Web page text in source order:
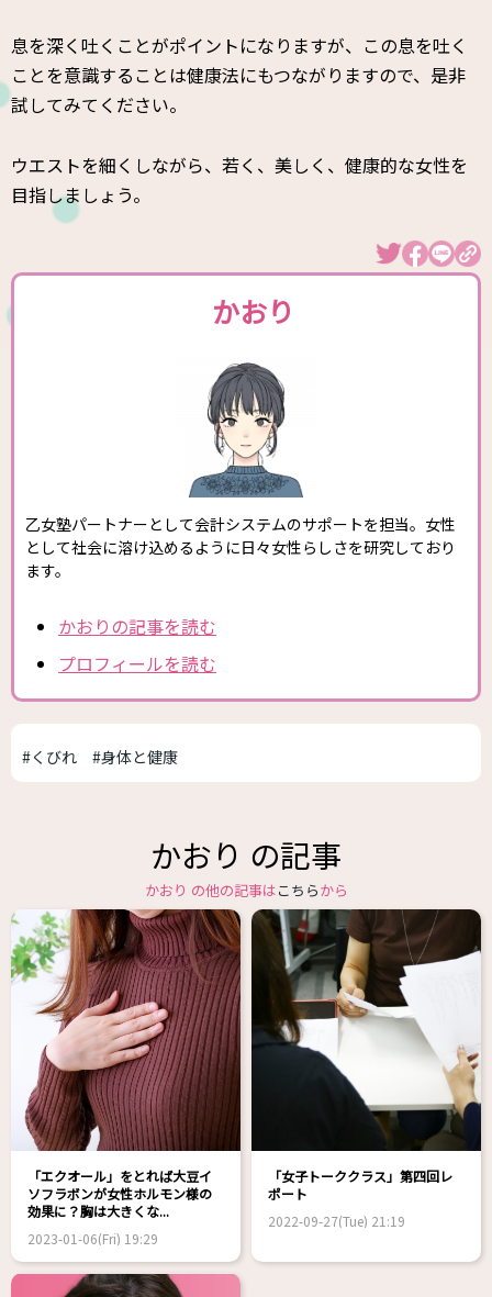
息を深く吐くことがポイントになりますが、この息を吐く
ことを意識することは健康法にもつながりますので、是非
試してみてください。
ウエストを細くしながら、若く、美しく、健康的な女性を
目指しましょう。
かおり
乙女塾パートナーとして会計システムのサポートを担当。女性
として社会に溶け込めるように日々女性らしさを研究しており
ます。
かおりの記事を読む
プロフィールを読む
#くびれ #身体と健康
かおり の記事
かおり の他の記事はこちらから
「エクオール」をとれば大豆イ
ソフラボンが女性ホルモン様の
効果に？胸は大きくな...
2023-01-06(Fri) 19:29
「女子トーククラス」第四回レ
ポート
2022-09-27(Tue) 21:19